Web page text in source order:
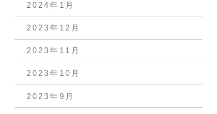
2024年1月
2023年12月
2023年11月
2023年10月
2023年9月